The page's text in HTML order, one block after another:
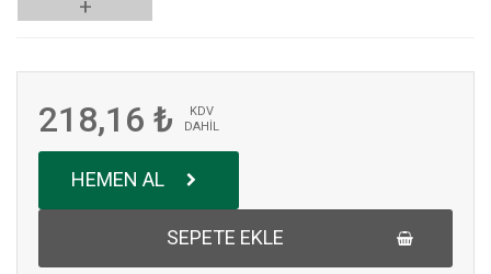
+
218,16 ₺
KDV
DAHİL
HEMEN AL
SEPETE EKLE